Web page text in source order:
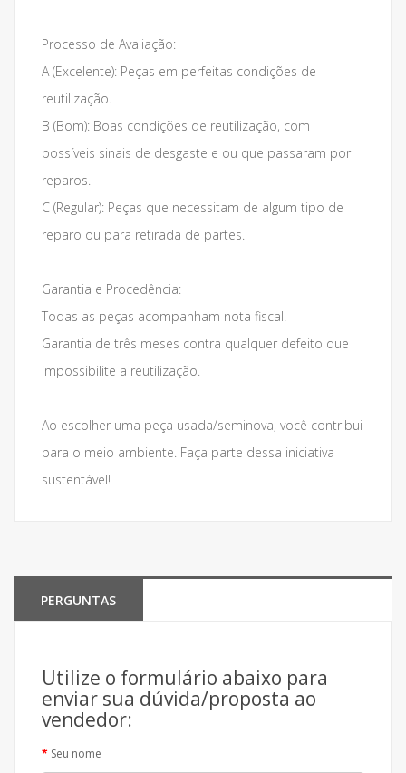
Processo de Avaliação:
A (Excelente): Peças em perfeitas condições de
reutilização.
B (Bom): Boas condições de reutilização, com
possíveis sinais de desgaste e ou que passaram por
reparos.
C (Regular): Peças que necessitam de algum tipo de
reparo ou para retirada de partes.
Garantia e Procedência:
Todas as peças acompanham nota fiscal.
Garantia de três meses contra qualquer defeito que
impossibilite a reutilização.
Ao escolher uma peça usada/seminova, você contribui
para o meio ambiente. Faça parte dessa iniciativa
sustentável!
PERGUNTAS
Utilize o formulário abaixo para
enviar sua dúvida/proposta ao
vendedor:
Seu nome